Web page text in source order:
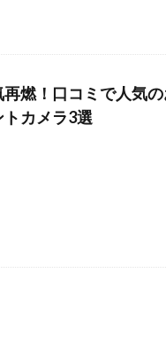
再燃！口コミで人気
トカメラ3選